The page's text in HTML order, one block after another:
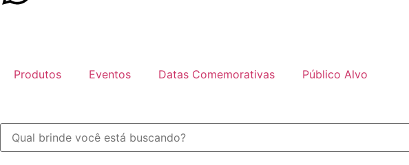
Produtos Eventos Datas Comemorativas Público Alvo